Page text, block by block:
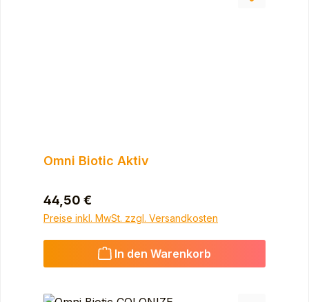
Omni Biotic Aktiv
Regulärer Preis:
44,50 €
Preise inkl. MwSt. zzgl. Versandkosten
In den Warenkorb